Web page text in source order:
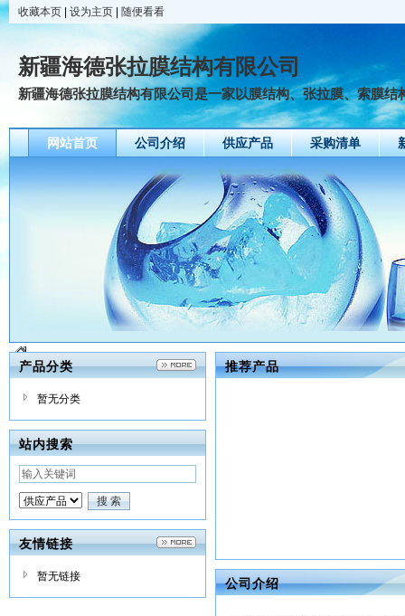
收藏本页 设为主页 随便看看
新疆海德张拉膜结构有限公司
新疆海德张拉膜结构有限公司是一家以膜结构、张拉膜、索膜结
网站首页 公司介绍 供应产品 采购清单
产品分类
暂无分类
站内搜索
友情链接
暂无链接
推荐产品
公司介绍